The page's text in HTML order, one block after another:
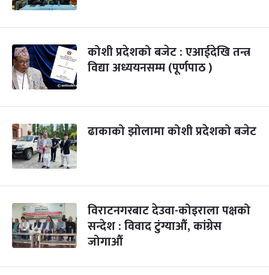
कोशी प्रदेशको बजेट : एआईदेखि तन्त्र
विद्या अध्ययनसम्म (पूर्णपाठ )
ढाकाको झोलामा कोशी प्रदेशको बजेट
विराटनगरबाट देउवा-कोइराला पक्षको
सन्देश : विवाद टुंग्याऔं, कांग्रेस
जोगाऔं